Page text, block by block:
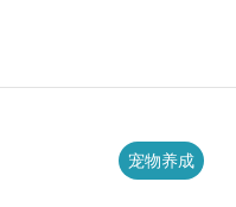
宠物养成